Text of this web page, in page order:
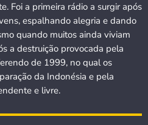
Foi a primeira rádio a surgir após
espalhando alegria e dando
quando muitos ainda viviam
a destruição provocada pela
de 1999, no qual os
da Indonésia e pela
e livre.